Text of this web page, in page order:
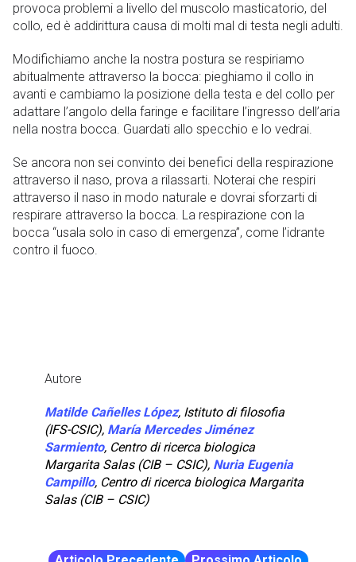
provoca problemi a livello del muscolo masticatorio, del
collo, ed è addirittura causa di molti mal di testa negli adulti.
Modifichiamo anche la nostra postura se respiriamo
abitualmente attraverso la bocca: pieghiamo il collo in
avanti e cambiamo la posizione della testa e del collo per
adattare l’angolo della faringe e facilitare l’ingresso dell’aria
nella nostra bocca. Guardati allo specchio e lo vedrai.
Se ancora non sei convinto dei benefici della respirazione
attraverso il naso, prova a rilassarti. Noterai che respiri
attraverso il naso in modo naturale e dovrai sforzarti di
respirare attraverso la bocca. La respirazione con la
bocca “usala solo in caso di emergenza”, come l’idrante
contro il fuoco.
Autore
Matilde Cañelles López, Istituto di filosofia
(IFS-CSIC), María Mercedes Jiménez
Sarmiento, Centro di ricerca biologica
Margarita Salas (CIB – CSIC), Nuria Eugenia
Campillo, Centro di ricerca biologica Margarita
Salas (CIB – CSIC)